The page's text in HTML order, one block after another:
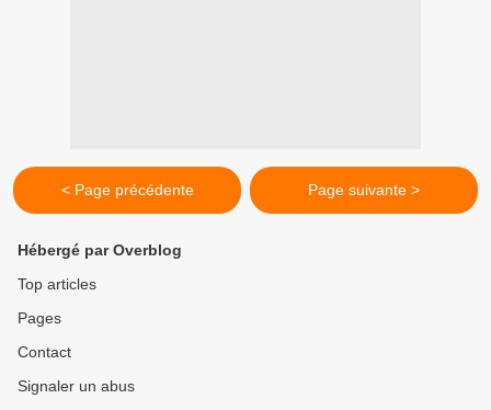
< Page précédente Page suivante >
Hébergé par Overblog
Top articles
Pages
Contact
Signaler un abus